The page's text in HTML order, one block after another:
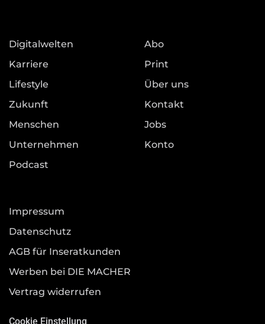
Digitalwelten
Karriere
Lifestyle
Zukunft
Menschen
Unternehmen
Podcast
Abo
Print
Über uns
Kontakt
Jobs
Konto
Impressum
Datenschutz
AGB für Inseratkunden
Werben bei DIE MACHER
Vertrag widerrufen
Cookie Einstellung